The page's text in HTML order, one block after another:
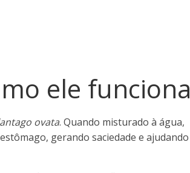
ele funciona
ovata. Quando misturado à água,
gerando saciedade e ajudando